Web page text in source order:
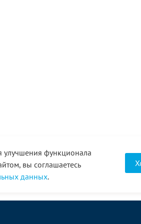
улучшения функционала
вы соглашаетесь
данных.